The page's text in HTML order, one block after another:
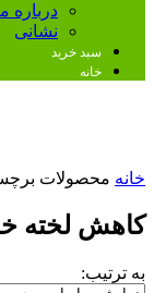
درباره
نشانی
سبد خرید
خانه
خانه محصولات
کاهش لخته
به ترتیب: